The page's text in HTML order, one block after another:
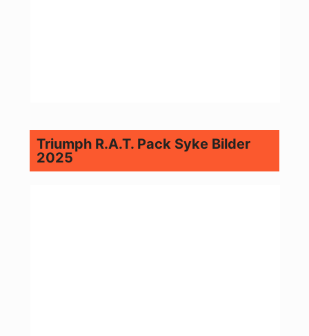
Triumph R.A.T. Pack Syke Bilder
2025